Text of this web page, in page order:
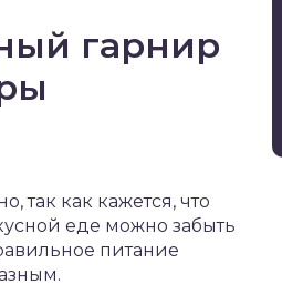
гарнир
так как кажется, что
еде можно забыть
питание